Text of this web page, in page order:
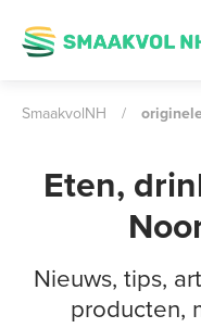
SmaakvolNH /
Eten,
Nieuws, tips,
producten,